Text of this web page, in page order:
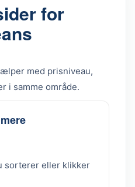
for
med prisniveau,
i samme område.
sorterer eller klikker